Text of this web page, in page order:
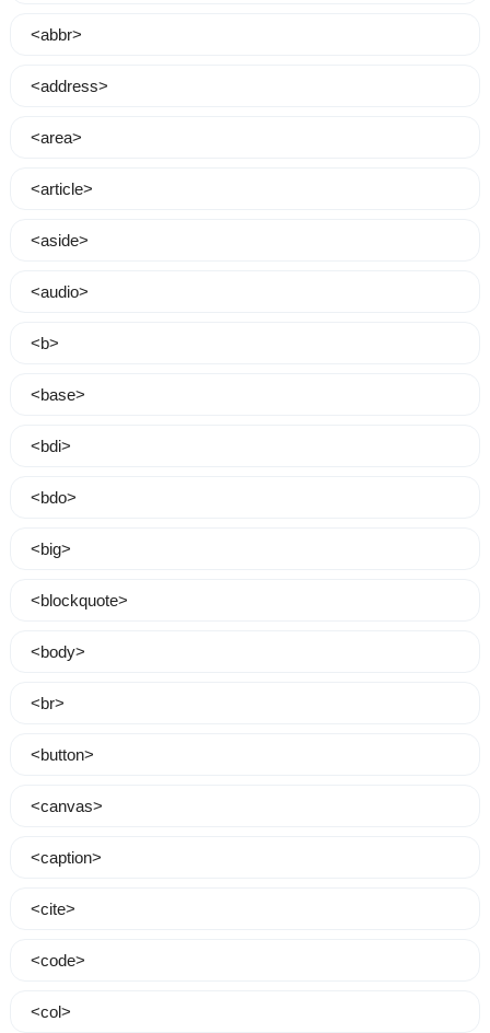
<abbr>
<address>
<area>
<article>
<aside>
<audio>
<b>
<base>
<bdi>
<bdo>
<big>
<blockquote>
<body>
<br>
<button>
<canvas>
<caption>
<cite>
<code>
<col>